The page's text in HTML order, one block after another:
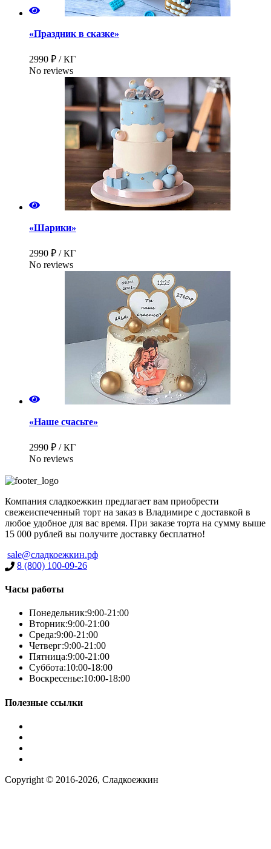
«Праздник в сказке»
2990 ₽ / КГ
No reviews
«Шарики»
2990 ₽ / КГ
No reviews
«Наше счасьте»
2990 ₽ / КГ
No reviews
Компания сладкоежкин предлагает вам приобрести
свежеиспеченный торт на заказ в Владимире с доставкой в
любое удобное для вас время. При заказе торта на сумму выше
15 000 рублей вы получите доставку бесплатно!
sale@сладкоежкин.рф
8 (800) 100-09-26
Часы работы
Понедельник:9:00-21:00
Вторник:9:00-21:00
Среда:9:00-21:00
Четверг:9:00-21:00
Пятница:9:00-21:00
Суббота:10:00-18:00
Воскресенье:10:00-18:00
Полезные ссылки
Copyright © 2016-2026, Сладкоежкин